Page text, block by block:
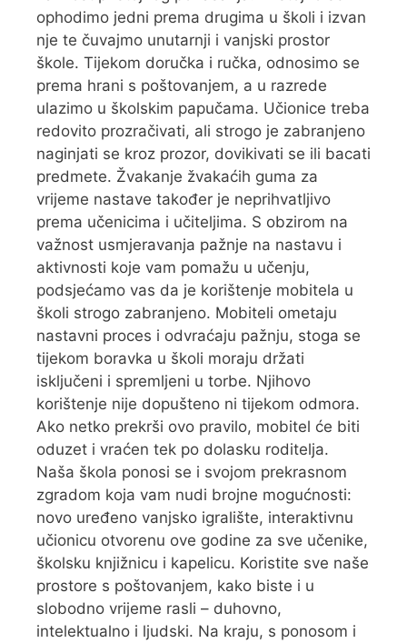
ophodimo jedni prema drugima u školi i izvan
nje te čuvajmo unutarnji i vanjski prostor
škole. Tijekom doručka i ručka, odnosimo se
prema hrani s poštovanjem, a u razrede
ulazimo u školskim papučama. Učionice treba
redovito prozračivati, ali strogo je zabranjeno
naginjati se kroz prozor, dovikivati se ili bacati
predmete. Žvakanje žvakaćih guma za
vrijeme nastave također je neprihvatljivo
prema učenicima i učiteljima. S obzirom na
važnost usmjeravanja pažnje na nastavu i
aktivnosti koje vam pomažu u učenju,
podsjećamo vas da je korištenje mobitela u
školi strogo zabranjeno. Mobiteli ometaju
nastavni proces i odvraćaju pažnju, stoga se
tijekom boravka u školi moraju držati
isključeni i spremljeni u torbe. Njihovo
korištenje nije dopušteno ni tijekom odmora.
Ako netko prekrši ovo pravilo, mobitel će biti
oduzet i vraćen tek po dolasku roditelja.
Naša škola ponosi se i svojom prekrasnom
zgradom koja vam nudi brojne mogućnosti:
novo uređeno vanjsko igralište, interaktivnu
učionicu otvorenu ove godine za sve učenike,
školsku knjižnicu i kapelicu. Koristite sve naše
prostore s poštovanjem, kako biste i u
slobodno vrijeme rasli – duhovno,
intelektualno i ljudski. Na kraju, s ponosom i